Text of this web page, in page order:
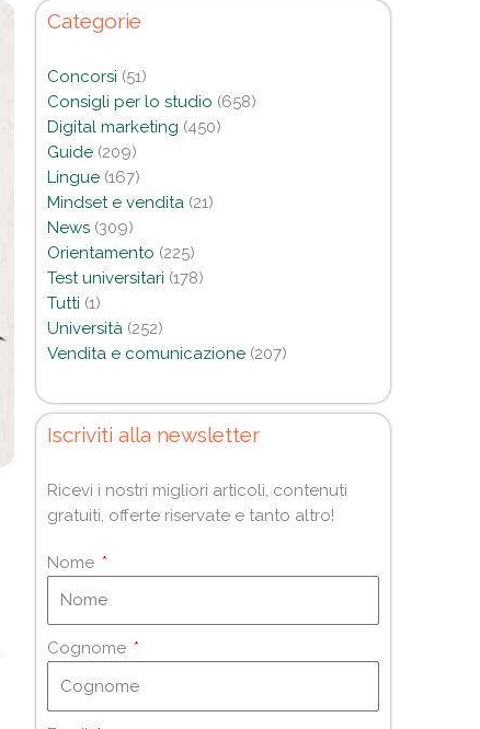
Categorie
Concorsi (51)
Consigli per lo studio (658)
Digital marketing (450)
Guide(209)
Lingue(167)
Mindset e vendita(21)
News(309)
Orientamento (225)
Test universitari (178)
Tutti (1)
Università(252)
Vendita e comunicazione(207)
Iscriviti alla newsletter
Ricevi i nostri migliori articoli, contenuti
gratuiti, offerte riservate e tanto altro!
Nome
Cognome